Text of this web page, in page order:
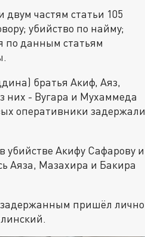
частям статьи 105
убийство по найму;
по данным статьям
братья Акиф, Аяз,
них - Вугара и Мухаммеда
оперативники задержали
убийстве Акифу Сафарову и
Аяза, Мазахира и Бакира
пришёл лично